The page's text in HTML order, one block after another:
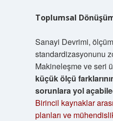
Toplumsal
Sanayi Devrimi,
standardizasyonunu
Makineleşme ve seri
küçük ölçü
sorunlara yol
Birincil kaynaklar
planları ve